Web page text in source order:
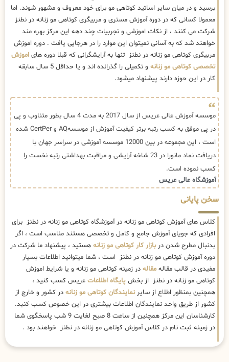
برسید و در میان سایر اساتید کوتاهی مو برای خود معروف و مشهور شوند. اما
معمولا کسانی که در دوره آموزش مستری و مربیگری کوتاهی مو زنانه در نطنز
شرکت می کنند ، از نکات اموزشی و تجربیات چند دهه این مرکز بهره مند
خواهند شد که به آسانی نمیتوان این موارد را در هرجایی یافت . دوره اموزش
مربیگری کوتاهی مو زنانه در نطنز تنها به آرایشگرانی که قبلا دوره های اموزش
تخصصی کوتاهی مو زنانه
و تکمیلی را گذرانده اند و یا حداقل 5 سال سابقه
کار در این حوزه دارند پیشنهاد میشود.
موسسه آموزش عالی عریس از سال 2017 به مدت 4 سال بطور متناوب و پی
در پی موفق به کسب رتبه برتر کیفیت آموزش از موسسهAQ و CertPer شده
است ، این مجموعه در بین 12000 موسسه آموزشی در سراسر جهان با
دریافت نماد مانورا در 23 شاخه آرایشی و مراقبت بهداشتی رتبه نخست را
کسب نموده است.
آموزشگاه عالی عریس
سخن پایانی
کلاس های آموزش کوتاهی مو زنانه در آموزشگاه کوتاهی مو زنانه در نطنز برای
افرادی که جویای آموزش جامع و کامل و تخصصی هستند مناسب است ، اگر
بدنبال مطرح شدن دربازار کار کوتاهی مو زنانه هستید ، پیشنهاد ما شرکت در
دوره آموزش کوتاهی مو زنانه در نطنز است ، شما میتوانید اطلاعات بسیار
مفیدی در قالب مقاله مقاله در زمینه کوتاهی مو زنانه و یا شرایط اموزش
کوتاهی مو زنانه در نطنز از بخش پایگاه اطلاعات عریس کسب کنید ،
همچنین بمنظور اطلاع از سایرنمایندگان کوتاهی مو زنانه در کشور و خارج از
کشور از طریق واحد نمایندگان اطلاعات بیشتری در این خصوص کسب کنبد.
کارشناسان این مرکز همچنین از ساعت 8 صبح لغایت 9 شب پاسخگوی شما
در زمینه ثبت نام در کلاس آموزش کوتاهی مو زنانه در نطنز خواهند بود .